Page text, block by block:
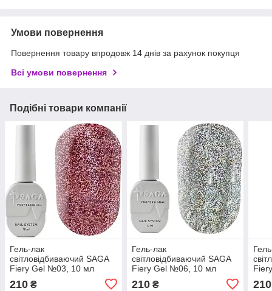
Умови повернення
Повернення товару впродовж 14 днів за рахунок покупця
Всі умови повернення
Подібні товари компанії
Гель-лак
світловідбиваючий SAGA
Fiery Gel №03, 10 мл
210 ₴
Гель-лак
світловідбиваючий SAGA
Fiery Gel №06, 10 мл
210₴ 210